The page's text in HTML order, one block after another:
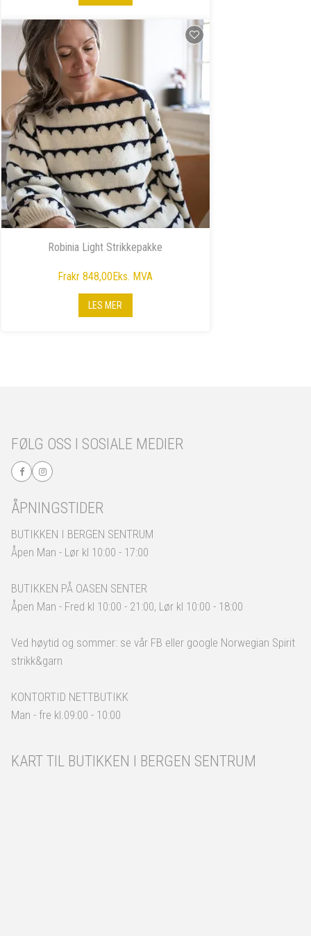
Robinia Light Strikkepakke
Frakr 848,00Eks. MVA
LES MER
FØLG OSS I SOSIALE MEDIER
ÅPNINGSTIDER
BUTIKKEN I BERGEN SENTRUM
Åpen Man - Lør kl 10:00 - 17:00
BUTIKKEN PÅ OASEN SENTER
Åpen Man - Fred kl 10:00 - 21:00, Lør kl 10:00 - 18:00
Ved høytid og sommer: se vår FB eller google Norwegian Spirit
strikk&garn
KONTORTID NETTBUTIKK
Man - fre kl.09:00 - 10:00
KART TIL BUTIKKEN I BERGEN SENTRUM